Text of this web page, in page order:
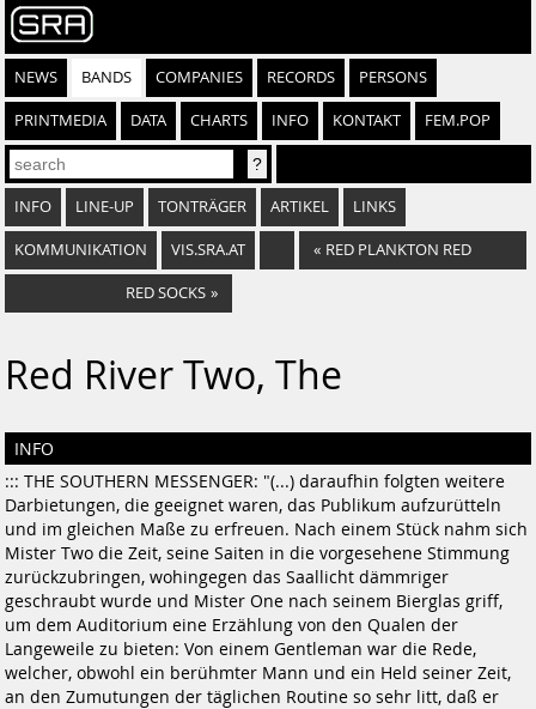
NEWS BANDS COMPANIES RECORDS PERSONS
PRINTMEDIA DATA CHARTS INFO KONTAKT FEM.POP
INFO LINE-UP TONTRÄGER ARTIKEL LINKS
KOMMUNIKATION VIS.SRA.AT « RED PLANKTON RED
RED SOCKS »
Red River Two, The
INFO
::: THE SOUTHERN MESSENGER: "(...) daraufhin folgten weitere
Darbietungen, die geeignet waren, das Publikum aufzurütteln
und im gleichen Maße zu erfreuen. Nach einem Stück nahm sich
Mister Two die Zeit, seine Saiten in die vorgesehene Stimmung
zurückzubringen, wohingegen das Saallicht dämmriger
geschraubt wurde und Mister One nach seinem Bierglas griff,
um dem Auditorium eine Erzählung von den Qualen der
Langeweile zu bieten: Von einem Gentleman war die Rede,
welcher, obwohl ein berühmter Mann und ein Held seiner Zeit,
an den Zumutungen der täglichen Routine so sehr litt, daß er